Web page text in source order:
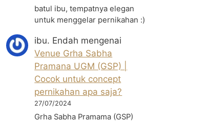
batul ibu, tempatnya elegan
untuk menggelar pernikahan :)
ibu. Endah mengenai
Venue Grha Sabha
Pramana UGM (GSP) |
Cocok untuk concept
pernikahan apa saja?
27/07/2024
Grha Sabha Pramama (GSP)